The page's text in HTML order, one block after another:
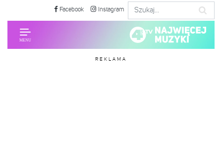
Facebook Instagram
REKLAMA